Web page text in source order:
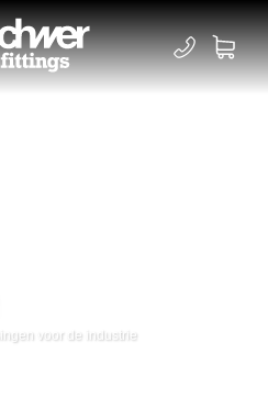
voor de industrie